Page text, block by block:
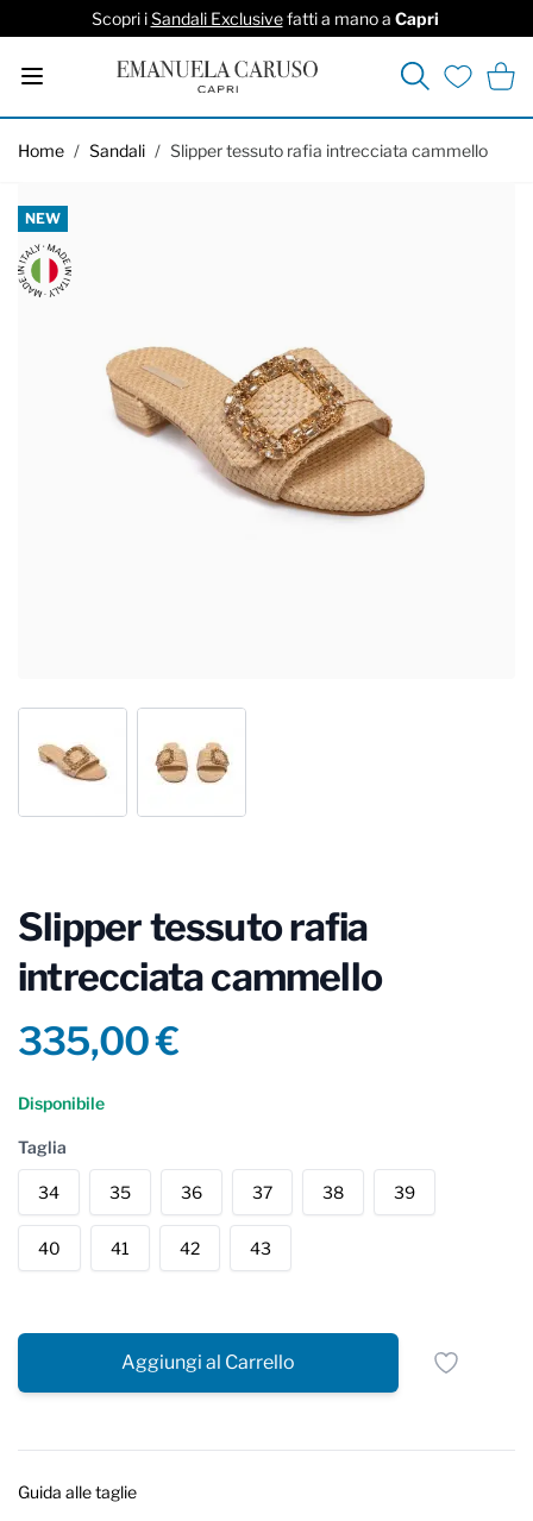
Scopri iSandali Exclusivefatti a mano a Capri
Cerca
Home / Sandali / Slipper tessuto rafia intrecciata cammello
NEW
Slipper tessuto rafia
intrecciata cammello
Product information
335,00 €
Reviews
Disponibile
Taglia
34 35 36 37 38 39
40 41 42 43
Aggiungi al Carrello
Guida alle taglie